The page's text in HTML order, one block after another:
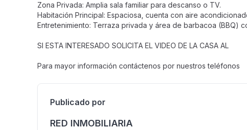
Zona Privada: Amplia sala familiar para descanso o TV.
Habitación Principal: Espaciosa, cuenta con aire
Entretenimiento: Terraza privada y área de barbacoa (BBQ)
SI ESTA INTERESADO SOLICITA EL VIDEO DE LA CASA AL
Para mayor información contáctenos por nuestros teléfonos
Publicado por
RED INMOBILIARIA